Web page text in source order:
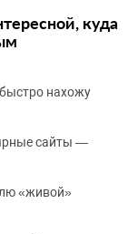
куда
нахожу
сайты —
«живой»